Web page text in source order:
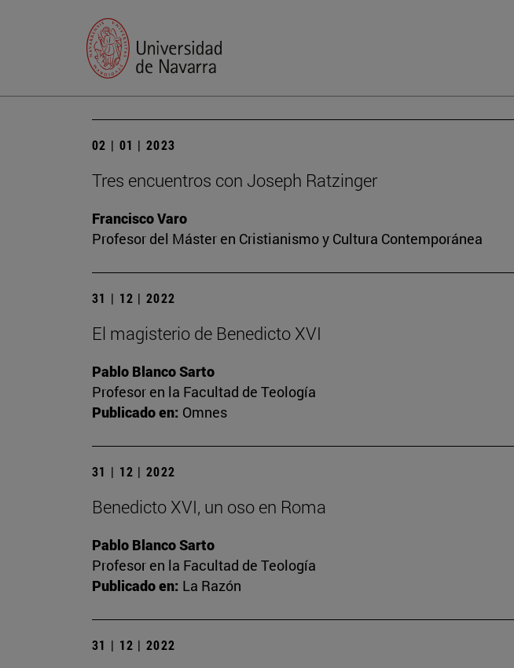
02 | 01 | 2023
Tres encuentros con Joseph Ratzinger
Francisco Varo
Profesor del Máster en Cristianismo y Cultura Contemporánea
31 | 12 | 2022
El magisterio de Benedicto XVI
Pablo Blanco Sarto
Profesor en la Facultad de Teología
Publicado en: Omnes
31 | 12 | 2022
Benedicto XVI, un oso en Roma
Pablo Blanco Sarto
Profesor en la Facultad de Teología
Publicado en: La Razón
31 | 12 | 2022